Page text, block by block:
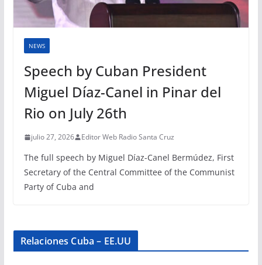
NEWS
Speech by Cuban President
Miguel Díaz-Canel in Pinar del
Rio on July 26th
julio 27, 2026 Editor Web Radio Santa Cruz
The full speech by Miguel Díaz-Canel Bermúdez, First
Secretary of the Central Committee of the Communist
Party of Cuba and
Relaciones Cuba – EE.UU